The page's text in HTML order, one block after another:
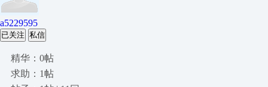
a5229595
已关注 私信
精华：0帖
求助：1帖